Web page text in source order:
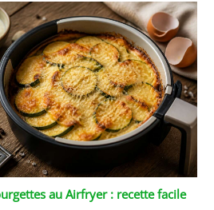
au Airfryer : recette facile